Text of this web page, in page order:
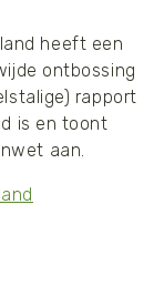
heeft een
ontbossing
rapport
is en toont
aan.